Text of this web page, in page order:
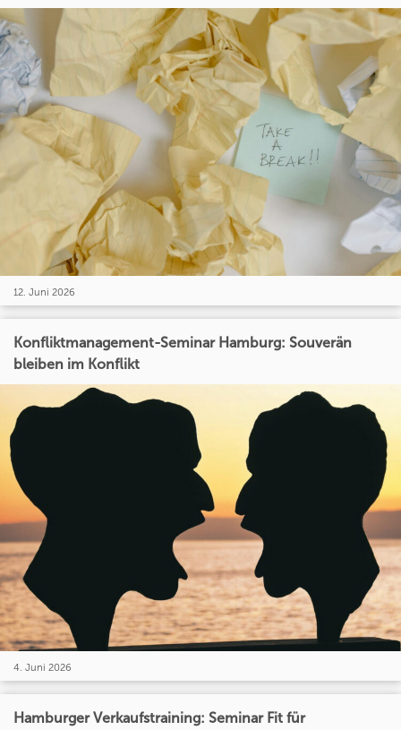
12. Juni 2026
Konfliktmanagement-Seminar Hamburg: Souverän
bleiben im Konflikt
4. Juni 2026
Hamburger Verkaufstraining: Seminar Fit für